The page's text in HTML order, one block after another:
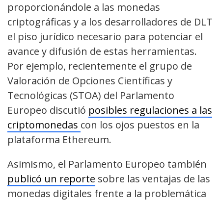
proporcionándole a las monedas
criptográficas y a los desarrolladores de DLT
el piso jurídico necesario para potenciar el
avance y difusión de estas herramientas.
Por ejemplo, recientemente el grupo de
Valoración de Opciones Científicas y
Tecnológicas (STOA) del Parlamento
Europeo discutió posibles regulaciones a las
criptomonedas con los ojos puestos en la
plataforma Ethereum.
Asimismo, el Parlamento Europeo también
publicó un reporte sobre las ventajas de las
monedas digitales frente a la problemática